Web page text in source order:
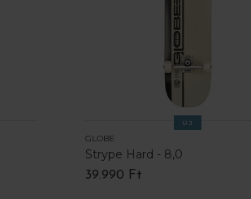
ÚJ
GLOBE
Strype Hard - 8,0
39.990 Ft